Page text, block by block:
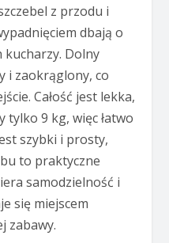
z przodu i
dbają o
kucharzy. Dolny
i zaokrąglony, co
Całość jest lekka,
tylko 9 kg, więc łatwo
szybki i prosty,
to praktyczne
samodzielność i
się miejscem
zabawy.